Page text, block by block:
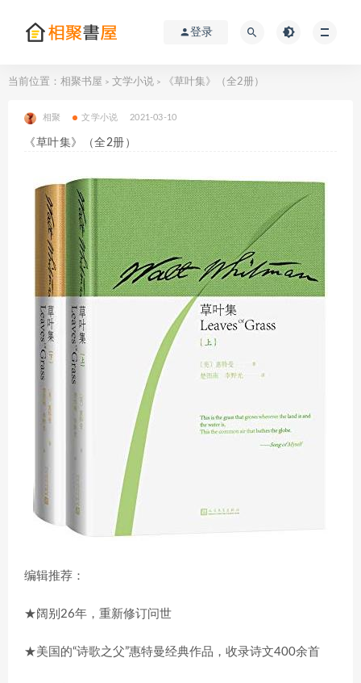
登录
当前位置： 相聚书屋 > 文学小说 > 《草叶集》（全2册）
相聚 文学小说 2021-03-10
《草叶集》（全2册）
编辑推荐：
★阔别26年，重新修订问世
★美国的“诗歌之父”惠特曼经典作品，收录诗文400余首